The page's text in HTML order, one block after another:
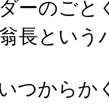
ーのごと
長とい
つから